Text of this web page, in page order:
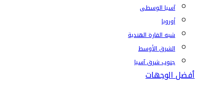
آسيا الوسطى
أوروبا
شبه القارة الهندية
الشرق الأوسط
جنوب شرق آسيا
أفضل الوجهات